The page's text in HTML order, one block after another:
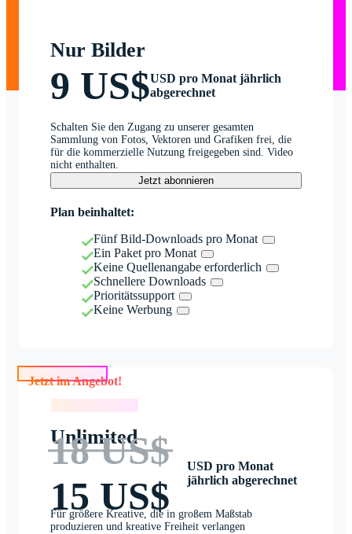
Nur Bilder
9 US$USD pro Monat jährlich
abgerechnet
Schalten Sie den Zugang zu unserer gesamten
Sammlung von Fotos, Vektoren und Grafiken frei, die
für die kommerzielle Nutzung freigegeben sind. Video
nicht enthalten.
Jetzt abonnieren
Plan beinhaltet:
Fünf Bild-Downloads pro Monat
Ein Paket pro Monat
Keine Quellenangabe erforderlich
Schnellere Downloads
Prioritätssupport
Keine Werbung
Jetzt im Angebot!
Unlimited
18 US$
15 US$
USD pro Monat
jährlich abgerechnet
Für größere Kreative, die in großem Maßstab
produzieren und kreative Freiheit verlangen